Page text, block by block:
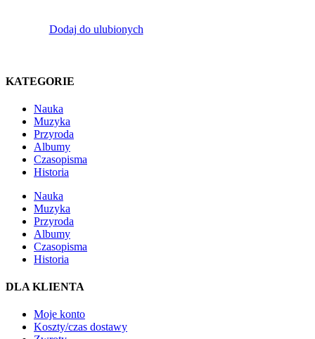
Dodaj do ulubionych
KATEGORIE
Nauka
Muzyka
Przyroda
Albumy
Czasopisma
Historia
Nauka
Muzyka
Przyroda
Albumy
Czasopisma
Historia
DLA KLIENTA
Moje konto
Koszty/czas dostawy